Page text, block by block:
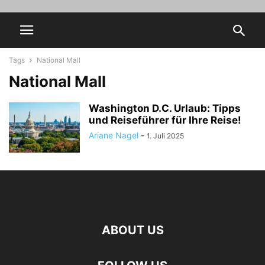
Tags National Mall
National Mall
Washington D.C. Urlaub: Tipps
und Reiseführer für Ihre Reise!
Ariane Nagel - 1. Juli 2025
ABOUT US